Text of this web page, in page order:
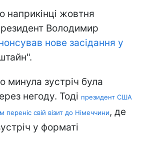
наприкінці жовтня
Володимир
нове засідання у
зустріч була
негоду. Тоді президент США
свій візит до Німеччини, де
у форматі